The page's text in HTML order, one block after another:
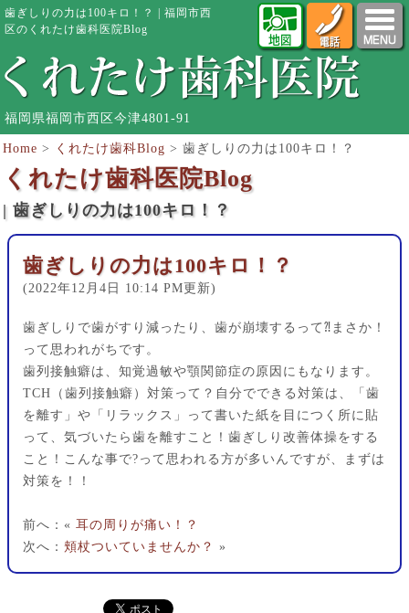
歯ぎしりの力は100キロ！？ | 福岡市西
区のくれたけ歯科医院Blog
福岡県福岡市西区今津4801-91
Home > くれたけ歯科Blog > 歯ぎしりの力は100キロ！？
くれたけ歯科医院Blog
| 歯ぎしりの力は100キロ！？
歯ぎしりの力は100キロ！？
(2022年12月4日 10:14 PM更新)
歯ぎしりで歯がすり減ったり、歯が崩壊するって⁈まさか！
って思われがちです。
歯列接触癖は、知覚過敏や顎関節症の原因にもなります。
TCH（歯列接触癖）対策って？自分でできる対策は、「歯
を離す」や「リラックス」って書いた紙を目につく所に貼
って、気づいたら歯を離すこと！歯ぎしり改善体操をする
こと！こんな事で?って思われる方が多いんですが、まずは
対策を！！
前へ：« 耳の周りが痛い！？
次へ： 頬杖ついていませんか？ »